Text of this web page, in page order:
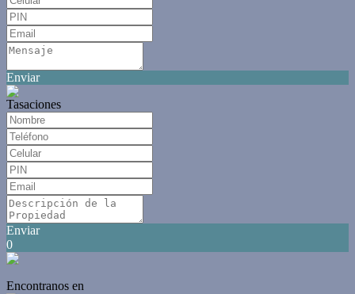
Enviar
Tasaciones
Enviar
0
Encontranos en